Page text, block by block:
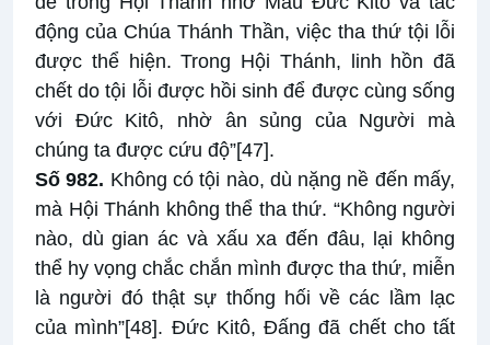
động của Chúa Thánh Thần, việc tha thứ tội lỗi
được thể hiện. Trong Hội Thánh, linh hồn đã
chết do tội lỗi được hồi sinh để được cùng sống
với Đức Kitô, nhờ ân sủng của Người mà
chúng ta được cứu độ”[47].
Số 982. Không có tội nào, dù nặng nề đến mấy,
mà Hội Thánh không thể tha thứ. “Không người
nào, dù gian ác và xấu xa đến đâu, lại không
thể hy vọng chắc chắn mình được tha thứ, miễn
là người đó thật sự thống hối về các lầm lạc
của mình”[48]. Đức Kitô, Đấng đã chết cho tất